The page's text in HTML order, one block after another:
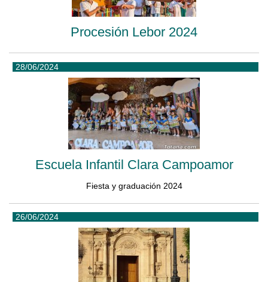
Procesión Lebor 2024
28/06/2024
Escuela Infantil Clara Campoamor
Fiesta y graduación 2024
26/06/2024